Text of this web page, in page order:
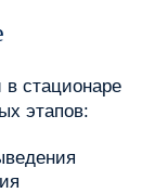
в стационаре
этапов: